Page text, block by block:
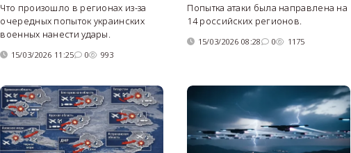
Что произошло в регионах из-за
очередных попыток украинских
военных нанести удары.
15/03/2026 11:25 0 993
Попытка атаки была направлена на
14 российских регионов.
15/03/2026 08:28 0 1175